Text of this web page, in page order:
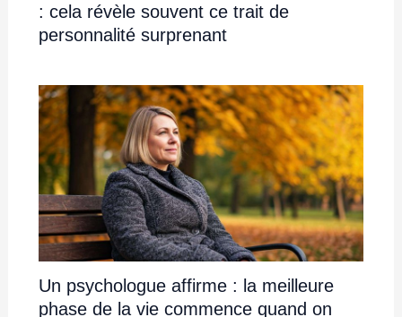
: cela révèle souvent ce trait de
personnalité surprenant
Un psychologue affirme : la meilleure
phase de la vie commence quand on